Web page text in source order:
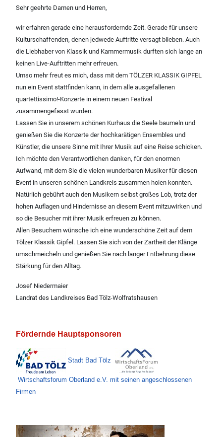
Sehr geehrte Damen und Herren,
wir erfahren gerade eine herausfordernde Zeit. Gerade für unsere
Kulturschaffenden, denen jedwede Auftritte versagt blieben. Auch
die Liebhaber von Klassik und Kammermusik durften sich lange an
keinen Live-Auftritten mehr erfreuen.
Umso mehr freut es mich, dass mit dem TÖLZER KLASSIK GIPFEL
nun ein Event stattfinden kann, in dem alle ausgefallenen
quartettissimo!-Konzerte in einem neuen Festival
zusammengefasst wurden.
Lassen Sie in unserem schönen Kurhaus die Seele baumeln und
genießen Sie die Konzerte der hochkarätigen Ensembles und
Künstler, die unsere Sinne mit Ihrer Musik auf eine Reise schicken.
Ich möchte den Verantwortlichen danken, für den enormen
Aufwand, mit dem Sie die vielen wunderbaren Musiker für diesen
Event in unseren schönen Landkreis zusammen holen konnten.
Natürlich gebührt auch den Musikern selbst großes Lob, trotz der
hohen Auflagen und Hindernisse an diesem Event mitzuwirken und
so die Besucher mit ihrer Musik erfreuen zu können.
Allen Besuchern wünsche ich eine wunderschöne Zeit auf dem
Tölzer Klassik Gipfel. Lassen Sie sich von der Zartheit der Klänge
umschmeicheln und genießen Sie nach langer Entbehrung diese
Stärkung für den Alltag.
Josef Niedermaier
Landrat des Landkreises Bad Tölz-Wolfratshausen
Fördernde Hauptsponsoren
Stadt Bad Tölz
Wirtschaftsforum Oberland e.V. mit seinen angeschlossenen
Firmen